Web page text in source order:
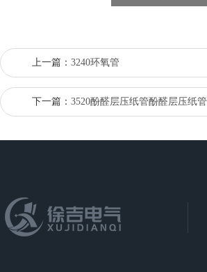
上一篇： 3240环氧管
下一篇： 3520酚醛层压纸管酚醛层压纸管